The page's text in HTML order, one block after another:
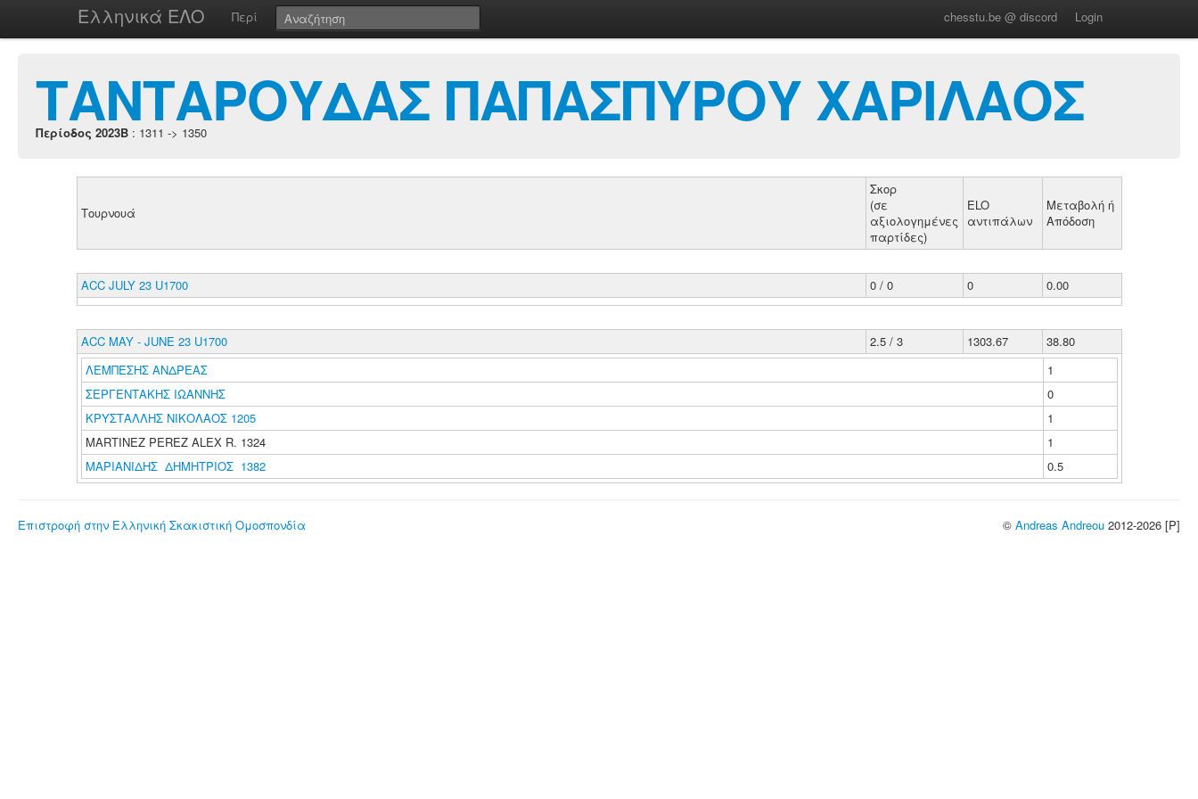
Ελληνικά ΕΛΟ Περί chesstu.be @ discord Login
ΤΑΝΤΑΡΟΥΔΑΣ ΠΑΠΑΣΠΥΡΟΥ ΧΑΡΙΛΑΟΣ
Περίοδος 2023B : 1311 -> 1350
Τουρνουά
Σκορ
(σε
αξιολογημένες
παρτίδες)
ELO
αντιπάλων
Μεταβολή ή
Απόδοση
ACC JULY 23 U1700 0 / 0 0 0.00
ACC MAY - JUNE 23 U1700 2.5 / 3 1303.67
38.80
ΛΕΜΠΕΣΗΣ ΑΝΔΡΕΑΣ
1
ΣΕΡΓΕΝΤΑΚΗΣ ΙΩΑΝΝΗΣ
0
ΚΡΥΣΤΑΛΛΗΣ ΝΙΚΟΛΑΟΣ 1205
1
MARTINEZ PEREZ ALEX R. 1324
1
ΜΑΡΙΑΝΙΔΗΣ ΔΗΜΗΤΡΙΟΣ 1382
0.5
Επιστροφή στην Ελληνική Σκακιστική Ομοσπονδία © Andreas Andreou 2012-2026 [P]